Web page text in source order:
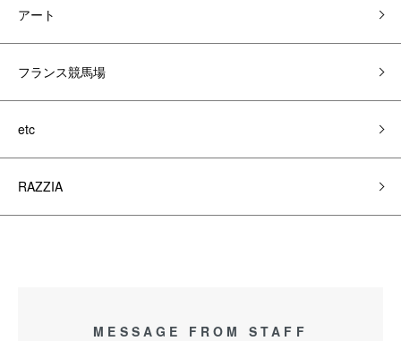
アート
フランス競馬場
etc
RAZZIA
MESSAGE FROM STAFF